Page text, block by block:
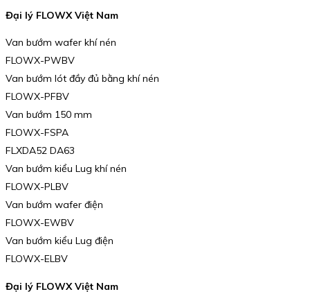
Đại lý FLOWX Việt Nam
Van bướm wafer khí nén
FLOWX-PWBV
Van bướm lót đầy đủ bằng khí nén
FLOWX-PFBV
Van bướm 150 mm
FLOWX-FSPA
FLXDA52 DA63
Van bướm kiểu Lug khí nén
FLOWX-PLBV
Van bướm wafer điện
FLOWX-EWBV
Van bướm kiểu Lug điện
FLOWX-ELBV
Đại lý FLOWX Việt Nam